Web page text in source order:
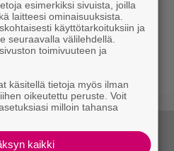
upeita
–
esimerkiksi sivuista, joilla
laitteesi ominaisuuksista.
käyttötarkoituksiin ja
seuraavalla välilehdellä.
toimivuuteen ja
käsitellä tietoja myös ilman
oikeutettu peruste. Voit
milloin tahansa
kaikki